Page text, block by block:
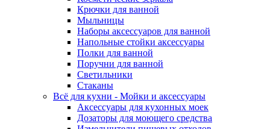
Крючки для ванной
Мыльницы
Наборы аксессуаров для ванной
Напольные стойки аксессуары
Полки для ванной
Поручни для ванной
Светильники
Стаканы
Всё для кухни - Мойки и аксессуары
Аксессуары для кухонных моек
Дозаторы для моющего средства